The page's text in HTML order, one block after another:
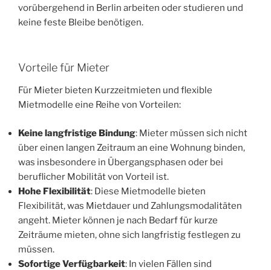
vorübergehend in Berlin arbeiten oder studieren und
keine feste Bleibe benötigen.
Vorteile für Mieter
Für Mieter bieten Kurzzeitmieten und flexible
Mietmodelle eine Reihe von Vorteilen:
Keine langfristige Bindung: Mieter müssen sich nicht
über einen langen Zeitraum an eine Wohnung binden,
was insbesondere in Übergangsphasen oder bei
beruflicher Mobilität von Vorteil ist.
Hohe Flexibilität: Diese Mietmodelle bieten
Flexibilität, was Mietdauer und Zahlungsmodalitäten
angeht. Mieter können je nach Bedarf für kurze
Zeiträume mieten, ohne sich langfristig festlegen zu
müssen.
Sofortige Verfügbarkeit: In vielen Fällen sind